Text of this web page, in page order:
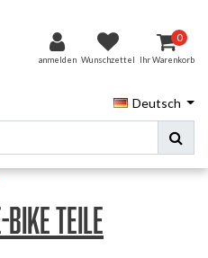
anmelden Wunschzettel
0
Ihr Warenkorb
Deutsch
Bike teile